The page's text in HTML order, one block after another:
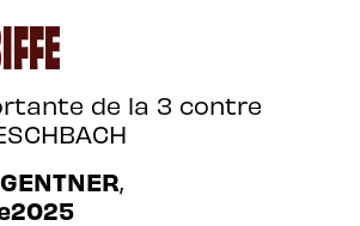
de la 3 contre
,
2025